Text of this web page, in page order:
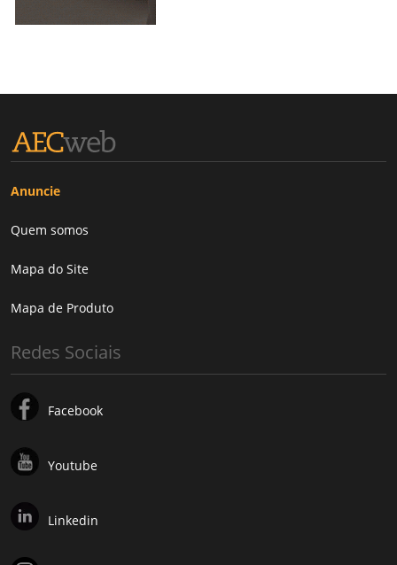
Anuncie
Quem somos
Mapa do Site
Mapa de Produto
Redes Sociais
Facebook
Youtube
Linkedin